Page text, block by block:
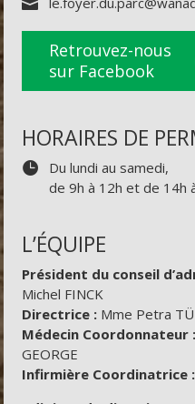
Retrouvez-nous
sur Facebook
HORAIRES DE
Du lundi au samedi,
de 9h à 12h et de 14h
L’ÉQUIPE
Président du conseil
Michel FINCK
Directrice : Mme Petra
Médecin Coordonnateur :
GEORGE
Infirmière Coordinatrice :